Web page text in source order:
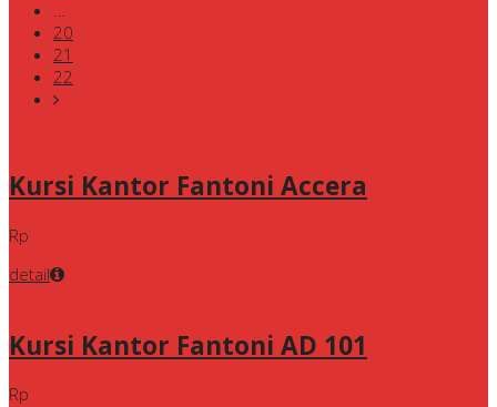
20
21
22
Kursi Kantor Fantoni Accera
Rp
detail
Kursi Kantor Fantoni AD 101
Rp